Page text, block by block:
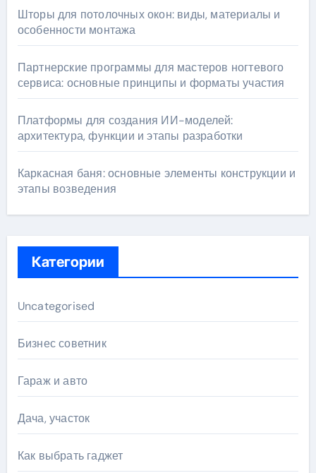
Шторы для потолочных окон: виды, материалы и
особенности монтажа
Партнерские программы для мастеров ногтевого
сервиса: основные принципы и форматы участия
Платформы для создания ИИ-моделей:
архитектура, функции и этапы разработки
Каркасная баня: основные элементы конструкции и
этапы возведения
Категории
Uncategorised
Бизнес советник
Гараж и авто
Дача, участок
Как выбрать гаджет